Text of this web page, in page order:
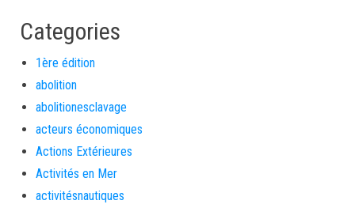
Categories
1ère édition
abolition
abolitionesclavage
acteurs économiques
Actions Extérieures
Activités en Mer
activitésnautiques